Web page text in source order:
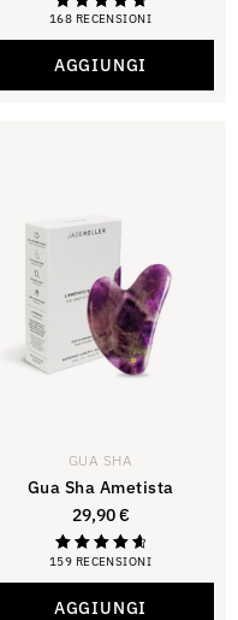
168 RECENSIONI
Valutazione di
AGGIUNGI
GUA SHA
Gua Sha Ametista
29,90€
159 RECENSIONI
Valutazione
AGGIUNGI